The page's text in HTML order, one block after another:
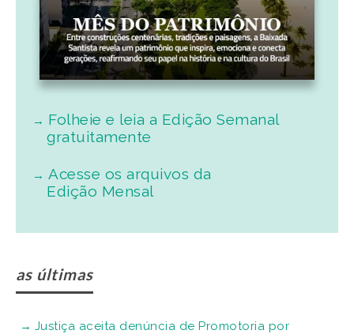
Folheie e leia a Edição Semanal
gratuitamente
Acesse os arquivos da
Edição Mensal
as últimas
Justiça aceita denúncia de Promotoria por